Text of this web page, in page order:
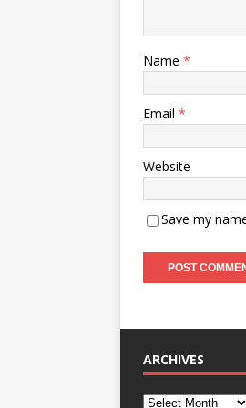
Name *
Email *
Website
Save my
ARCHIVES